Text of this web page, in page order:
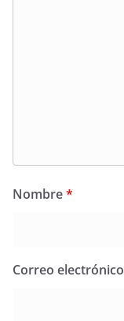
Nombre*
Correo electrónico